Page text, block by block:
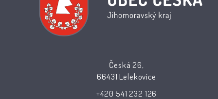
Česká 26,
66431 Lelekovice
+420 541 232 126